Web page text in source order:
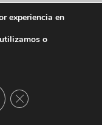
Campaña de
experiencia en
o
CERRAR EL